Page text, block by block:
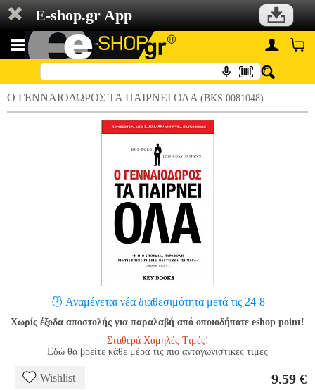
E-shop.gr App
Ο ΓΕΝΝΑΙΟΔΩΡΟΣ ΤΑ ΠΑΙΡΝΕΙ ΟΛΑ (BKS.0081048)
Αναμένεται νέα διαθεσιμότητα μετά τις 24-8
Χωρίς έξοδα αποστολής για παραλαβή από οποιοδήποτε eshop point!
Σταθερά Χαμηλές Τιμές!
Εδώ θα βρείτε κάθε μέρα τις πιο ανταγωνιστικές τιμές
Wishlist 9.59 €